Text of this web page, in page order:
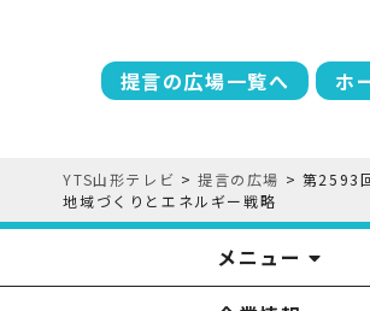
提言の広場一覧へ ホ
YTS山形テレビ >提言の広場 > 第2593
地域づくりとエネルギー戦略
メニュー